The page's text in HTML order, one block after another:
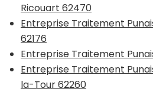
Ricouart 62470
Entreprise Traitement
62176
Entreprise Traitement
Entreprise Traitement
la-Tour 62260